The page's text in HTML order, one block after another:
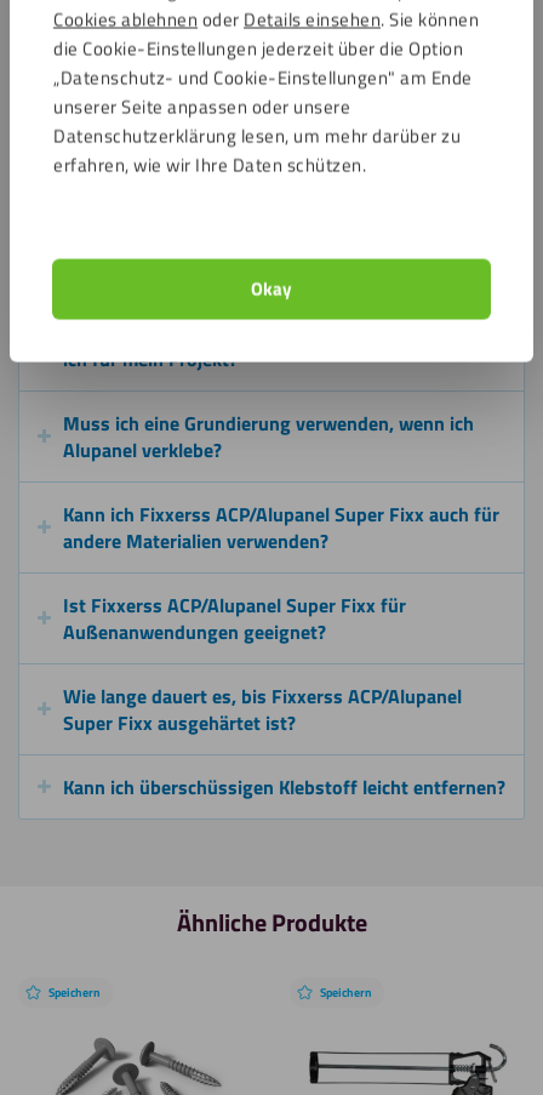
Cookies ablehnen oder Details einsehen. Sie können
die Cookie-Einstellungen jederzeit über die Option
„Datenschutz- und Cookie-Einstellungen" am Ende
unserer Seite anpassen oder unsere
Datenschutzerklärung lesen, um mehr darüber zu
erfahren, wie wir Ihre Daten schützen.
Okay
Deckenpaneelen und dekorativen Innenpaneelen.
Auch geeignet für Beschilderung, Beschriftungen,
Werbetafeln, Displays und temporäre Konstruktionen.
Einsetzbar in Neubau, Renovierung, Modulbau und
Gewerbeprojekten.
Ideal für Anwendungen, bei denen eine starke High-Tack-
Verklebung ohne sichtbare Befestigung gewünscht ist.
Häufig gestellte Fragen
ich für mein Projekt?
Muss ich eine Grundierung verwenden, wenn ich
Alupanel verklebe?
Kann ich Fixxerss ACP/Alupanel Super Fixx auch für
andere Materialien verwenden?
Ist Fixxerss ACP/Alupanel Super Fixx für
Außenanwendungen geeignet?
Wie lange dauert es, bis Fixxerss ACP/Alupanel
Super Fixx ausgehärtet ist?
Kann ich überschüssigen Klebstoff leicht entfernen?
Ähnliche Produkte
Speichern Speichern